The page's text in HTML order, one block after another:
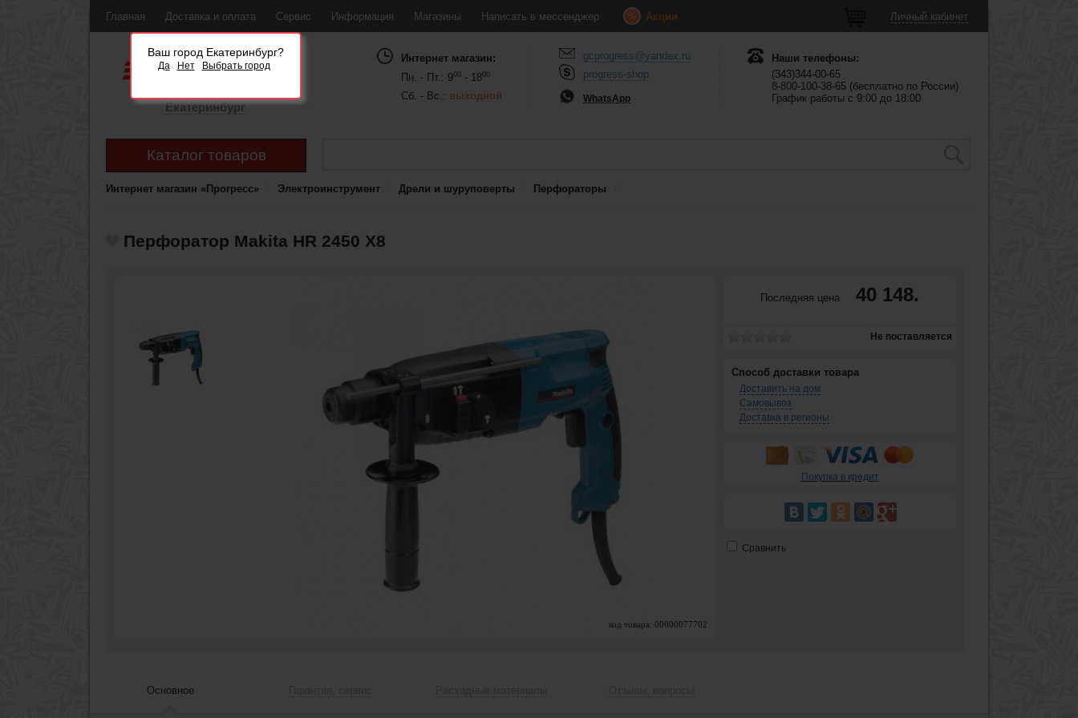
Главная Доставка и оплата Сервис Информация Магазины Написать в мессенджер Акции Личный кабинет
Ваш город Екатеринбург?
Да Нет Выбрать город
Екатеринбург
Интернет магазин:
Пн. - Пт.: 900 - 1800
Сб. - Вс.: выходной
gcprogress@yandex.ru
progress-shop
WhatsApp
Наши телефоны:
(343)344-00-65
8-800-100-38-65 (бесплатно по России)
График работы с 9:00 до 18:00
Каталог товаров
Интернет магазин «Прогресс» Электроинструмент Дрели и шуруповерты Перфораторы
Перфоратор Makita HR 2450 X8
код товара: 00000077702
Последняя цена 40 148.
Не поставляется
Способ доставки товара
Доставить на дом
Самовывоз
Доставка в регионы
Покупка в кредит
Сравнить
Основное